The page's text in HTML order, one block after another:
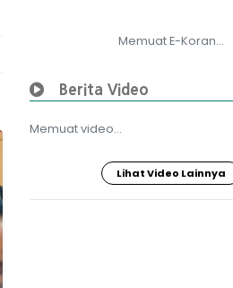
Memuat E-Koran...
Berita Video
Memuat video...
Lihat Video Lainnya